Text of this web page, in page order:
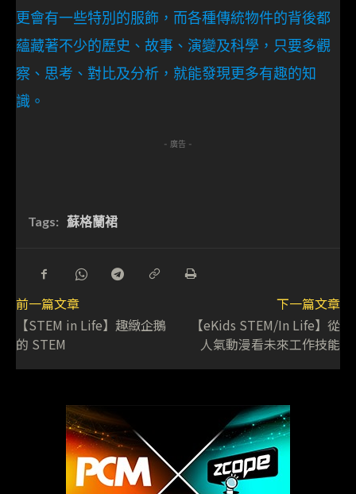
更會有一些特別的服飾，而各種傳統物件的背後都
蘊藏著不少的歷史、故事、演變及科學，只要多觀
察、思考、對比及分析，就能發現更多有趣的知
識。
- 廣告 -
Tags: 蘇格蘭裙
前一篇文章
【STEM in Life】趣緻企鵝
的 STEM
下一篇文章
【eKids STEM/In Life】從
人氣動漫看未來工作技能